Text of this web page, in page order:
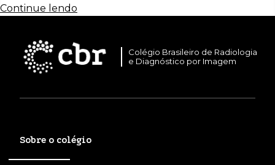
Continue lendo
Colégio Brasileiro de Radiologia
e Diagnóstico por Imagem
Sobre o colégio